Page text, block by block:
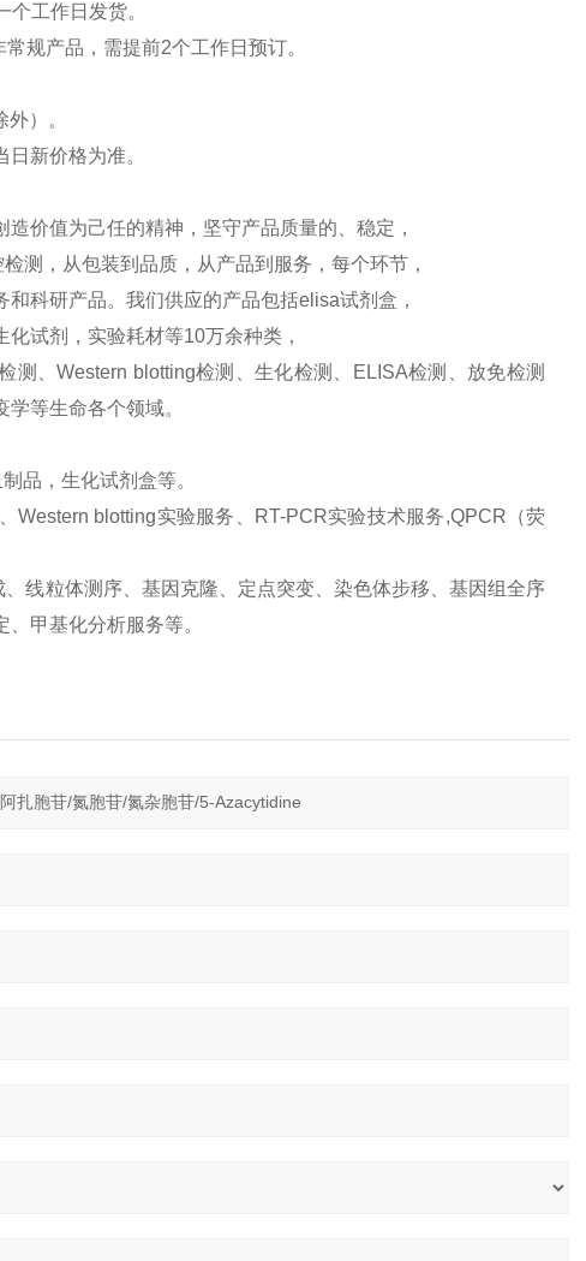
工作日发货。
规产品，需提前2个工作日预订。
）。
新价格为准。
价值为己任的精神，坚守产品质量的、稳定，
测，从包装到品质，从产品到服务，每个环节，
科研产品。我们供应的产品包括elisa试剂盒，
试剂，实验耗材等10万余种类，
、Western blotting检测、生化检测、ELISA检测、放免检测
等生命各个领域。
品，生化试剂盒等。
Western blotting实验服务、RT-PCR实验技术服务,QPCR（荧
线粒体测序、基因克隆、定点突变、染色体步移、基因组全序
甲基化分析服务等。